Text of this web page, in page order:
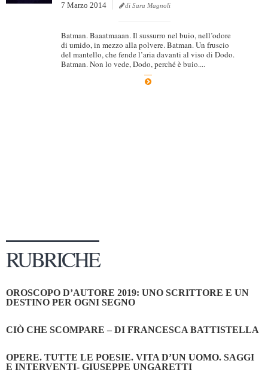
Dicono di Noi
Tabù Festival 2014
A Tutto Volume
Marketing
7 Marzo 2014 di Sara Magnoli
Batman. Baaatmaaan. Il sussurro nel buio, nell’odore
di umido, in mezzo alla polvere. Batman. Un fruscio
del mantello, che fende l’aria davanti al viso di Dodo.
Batman. Non lo vede, Dodo, perché è buio....
RUBRICHE
OROSCOPO D’AUTORE 2019: UNO SCRITTORE E UN
DESTINO PER OGNI SEGNO
CIÒ CHE SCOMPARE – DI FRANCESCA BATTISTELLA
OPERE. TUTTE LE POESIE. VITA D’UN UOMO. SAGGI
E INTERVENTI- GIUSEPPE UNGARETTI